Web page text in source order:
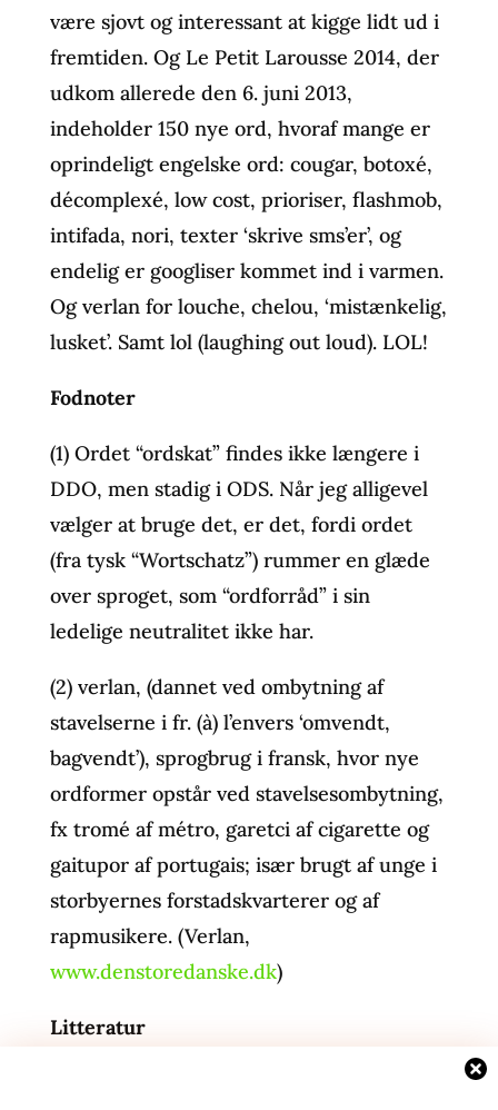
være sjovt og interessant at kigge lidt ud i
fremtiden. Og Le Petit Larousse 2014, der
udkom allerede den 6. juni 2013,
indeholder 150 nye ord, hvoraf mange er
oprindeligt engelske ord: cougar, botoxé,
décomplexé, low cost, prioriser, flashmob,
intifada, nori, texter ‘skrive sms’er’, og
endelig er googliser kommet ind i varmen.
Og verlan for louche, chelou, ‘mistænkelig,
lusket’. Samt lol (laughing out loud). LOL!
Fodnoter
(1) Ordet “ordskat” findes ikke længere i
DDO, men stadig i ODS. Når jeg alligevel
vælger at bruge det, er det, fordi ordet
(fra tysk “Wortschatz”) rummer en glæde
over sproget, som “ordforråd” i sin
ledelige neutralitet ikke har.
(2) verlan, (dannet ved ombytning af
stavelserne i fr. (à) l’envers ‘omvendt,
bagvendt’), sprogbrug i fransk, hvor nye
ordformer opstår ved stavelsesombytning,
fx tromé af métro, garetci af cigarette og
gaitupor af portugais; især brugt af unge i
storbyernes forstadskvarterer og af
rapmusikere. (Verlan,
www.denstoredanske.dk)
Litteratur